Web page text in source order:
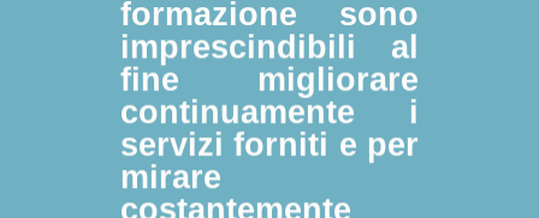
formazione sono
imprescindibili al
fine migliorare
continuamente i
servizi forniti e per
mirare
costantemente